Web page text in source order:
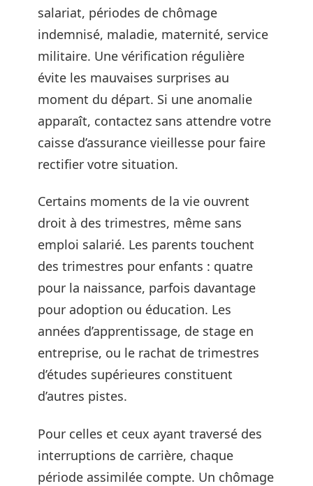
salariat, périodes de chômage
indemnisé, maladie, maternité, service
militaire. Une vérification régulière
évite les mauvaises surprises au
moment du départ. Si une anomalie
apparaît, contactez sans attendre votre
caisse d’assurance vieillesse pour faire
rectifier votre situation.
Certains moments de la vie ouvrent
droit à des trimestres, même sans
emploi salarié. Les parents touchent
des trimestres pour enfants : quatre
pour la naissance, parfois davantage
pour adoption ou éducation. Les
années d’apprentissage, de stage en
entreprise, ou le rachat de trimestres
d’études supérieures constituent
d’autres pistes.
Pour celles et ceux ayant traversé des
interruptions de carrière, chaque
période assimilée compte. Un chômage